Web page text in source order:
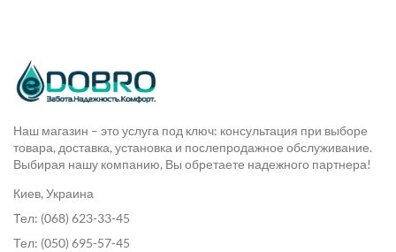
Наш магазин – это услуга под ключ: консультация при выборе
товара, доставка, установка и послепродажное обслуживание.
Выбирая нашу компанию, Вы обретаете надежного партнера!
Киев, Украина
Тел: (068) 623-33-45
Тел: (050) 695-57-45